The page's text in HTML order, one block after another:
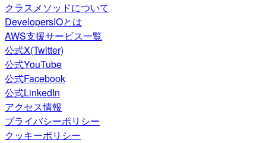
クラスメソッドについて
DevelopersIOとは
AWS支援サービス一覧
公式X(Twitter)
公式YouTube
公式Facebook
公式LinkedIn
アクセス情報
プライバシーポリシー
クッキーポリシー